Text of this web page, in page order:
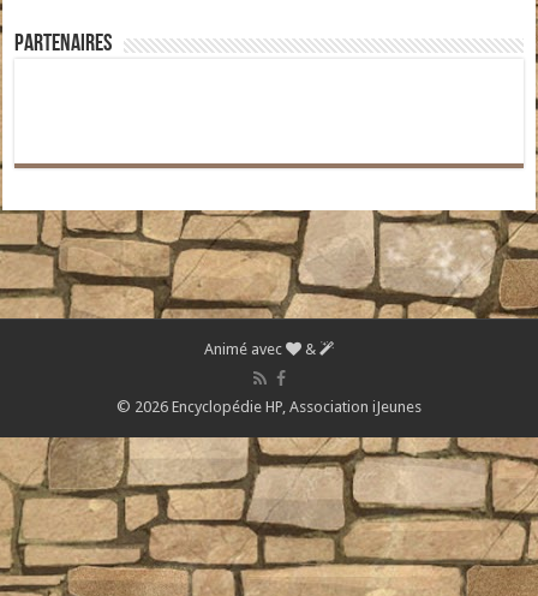
Partenaires
Animé avec &
© 2026 Encyclopédie HP, Association iJeunes